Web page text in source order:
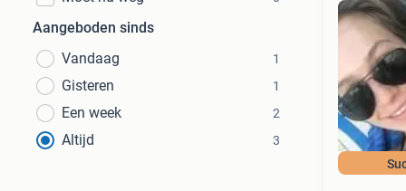
Aangeboden sinds
Vandaag
1
Gisteren 1
Een week 2
Altijd 3